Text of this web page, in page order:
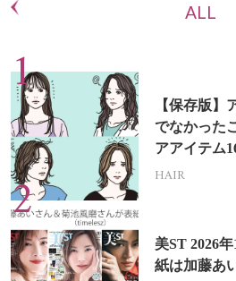
ALL
【保存版】
でなかった
アアイテム
HAIR
美ST 2026
紙は加藤あ